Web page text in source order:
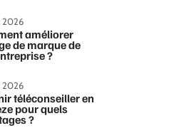
2026
améliorer
de marque de
?
2026
téléconseiller en
pour quels
?